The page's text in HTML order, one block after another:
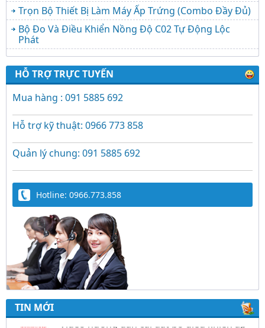
Trọn Bộ Thiết Bị Làm Máy Ấp Trứng (Combo Đầy Đủ)
Bộ Đo Và Điều Khiển Nồng Độ C02 Tự Động Lộc
Phát
HỖ TRỢ TRỰC TUYẾN
Mua hàng : 091 5885 692
Hỗ trợ kỹ thuật: 0966 773 858
Quản lý chung: 091 5885 692
Hotline: 0966.773.858
TIN MỚI
Trứng Giả Lộc Phát Có Nước - Giải Pháp Ấp
Hiệu Quả Cho Gà, Vịt, Bồ Câu
Video hướng dẫn cài đặt bộ điều khiển ấp
trứng Lộc Phát ĐK880, DK2200, ĐKMACN,
ĐK2200